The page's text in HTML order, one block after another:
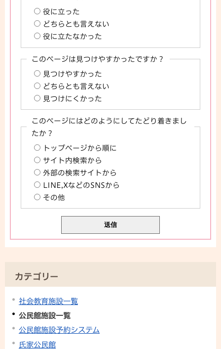
役に立った
どちらとも言えない
役に立たなかった
このページは見つけやすかったですか？
見つけやすかった
どちらとも言えない
見つけにくかった
このページにはどのようにしてたどり着きまし
たか？
トップページから順に
サイト内検索から
外部の検索サイトから
LINE,XなどのSNSから
その他
カテゴリー
社会教育施設一覧
公民館施設一覧
公民館施設予約システム
氏家公民館